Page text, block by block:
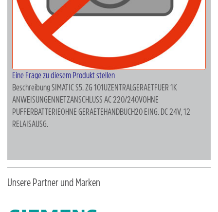
Eine Frage zu diesem Produkt stellen
BeschreibungSIMATIC S5, ZG 101UZENTRALGERAETFUER 1K
ANWEISUNGENNETZANSCHLUSS AC 220/240VOHNE
PUFFERBATTERIEOHNE GERAETEHANDBUCH20 EING. DC 24V, 12
RELAISAUSG.
Unsere Partner und Marken